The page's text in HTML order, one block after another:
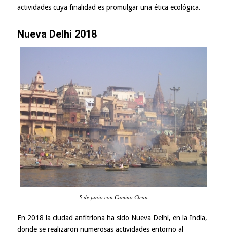
actividades cuya finalidad es promulgar una ética ecológica.
Nueva Delhi 2018
5 de junio con Camino Clean
En 2018 la ciudad anfitriona ha sido Nueva Delhi, en la India,
donde se realizaron numerosas actividades entorno al